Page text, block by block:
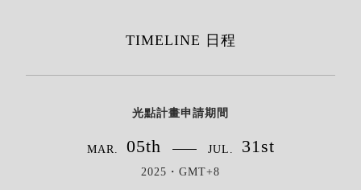
TIMELINE 日程
光點計畫申請期間
MAR. 05th JUL. 31st
2025・GMT+8